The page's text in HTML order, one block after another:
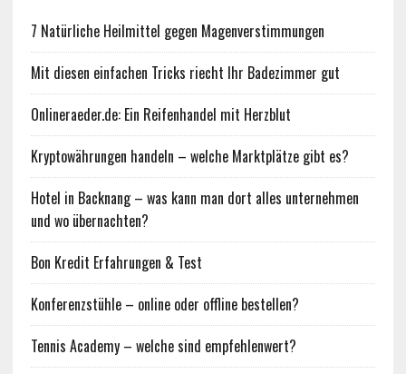
7 Natürliche Heilmittel gegen Magenverstimmungen
Mit diesen einfachen Tricks riecht Ihr Badezimmer gut
Onlineraeder.de: Ein Reifenhandel mit Herzblut
Kryptowährungen handeln – welche Marktplätze gibt es?
Hotel in Backnang – was kann man dort alles unternehmen
und wo übernachten?
Bon Kredit Erfahrungen & Test
Konferenzstühle – online oder offline bestellen?
Tennis Academy – welche sind empfehlenwert?